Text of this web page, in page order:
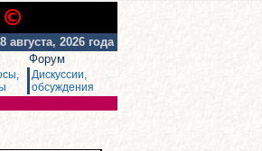
8 августа, 2026 года
Форум
Дискуссии,
обсуждения